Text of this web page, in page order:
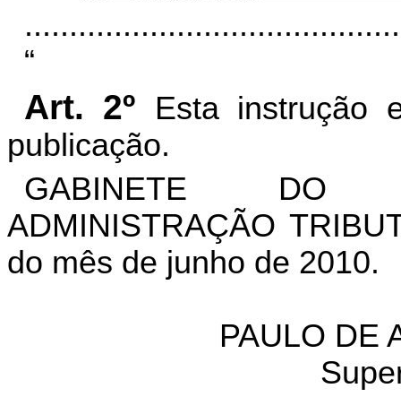
“
Art. 2º
Esta instrução
publicação.
GABINETE DO
ADMINISTRAÇÃO
do mês de junho de 2010.
PAULO DE
S